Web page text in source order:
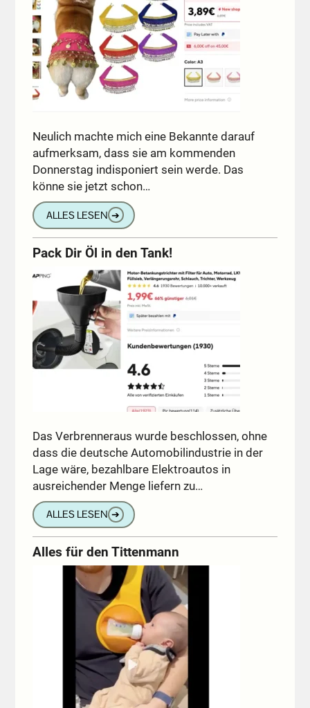
Neulich machte mich eine Bekannte darauf
aufmerksam, dass sie am kommenden
Donnerstag indisponiert sein werde. Das
könne sie jetzt schon…
ALLES LESEN ➔
Pack Dir Öl in den Tank!
Das Verbrenneraus wurde beschlossen, ohne
dass die deutsche Automobilindustrie in der
Lage wäre, bezahlbare Elektroautos in
ausreichender Menge liefern zu…
ALLES LESEN ➔
Alles für den Tittenmann